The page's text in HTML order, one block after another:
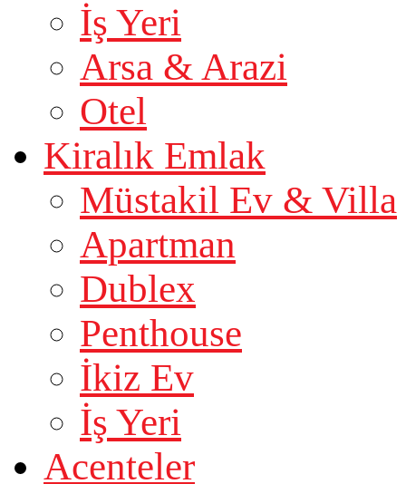
İş Yeri
Arsa & Arazi
Otel
Kiralık Emlak
Müstakil Ev & Villa
Apartman
Dublex
Penthouse
İkiz Ev
İş Yeri
Acenteler